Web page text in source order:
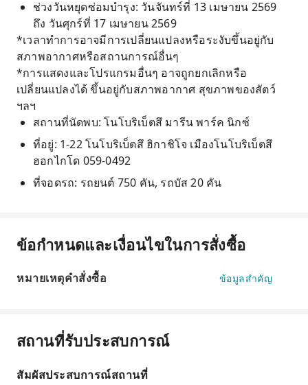
ช่วงวันหยุดซ่อมบำรุง: วันจันทร์ที่ 13 เมษายน 2569
ถึง วันศุกร์ที่ 17 เมษายน 2569
*เวลาทำการอาจมีการเปลี่ยนแปลงหรือระงับขึ้นอยู่กับ
สภาพอากาศหรือสถานการณ์อื่นๆ
*การแสดงและโปรแกรมอื่นๆ อาจถูกยกเลิกหรือ
เปลี่ยนแปลงได้ ขึ้นอยู่กับสภาพอากาศ สุขภาพของสัตว์
ฯลฯ
สถานที่นัดพบ: โนโบริเบ็ตสึ มารีน พาร์ค นิกซ์
ที่อยู่: 1-22 โนโบริเบ็ตสึ ฮิกาชิโจ เมืองโนโบริเบ็ตสึ
ฮอกไกโด 059-0492
ที่จอดรถ: รถยนต์ 750 คัน, รถบัส 20 คัน
ข้อกำหนดและเงื่อนไขในการสั่งซื้อ
หมายเหตุคำสั่งซื้อ ข้อมูลสำคัญ
สถานที่รับประสบการณ์
สัมผัสประสบการณ์สถานที่